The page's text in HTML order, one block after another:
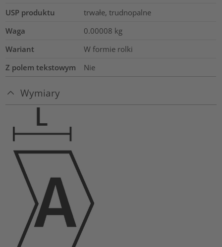
USP produktu
trwałe, trudnopalne
Waga
0.00008 kg
Wariant
W formie rolki
Z polem tekstowym
Nie
Wymiary